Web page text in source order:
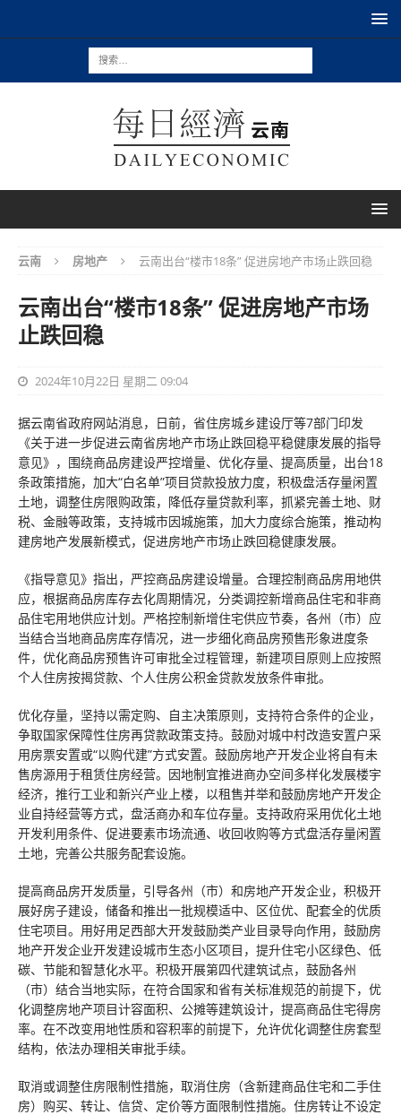
云南 房地产 云南出台“楼市18条” 促进房地产市场止跌回稳
云南出台“楼市18条” 促进房地产市场
止跌回稳
2024年10月22日 星期二 09:04
据云南省政府网站消息，日前，省住房城乡建设厅等7部门印发
《关于进一步促进云南省房地产市场止跌回稳平稳健康发展的指导
意见》，围绕商品房建设严控增量、优化存量、提高质量，出台18
条政策措施，加大“白名单”项目贷款投放力度，积极盘活存量闲置
土地，调整住房限购政策，降低存量贷款利率，抓紧完善土地、财
税、金融等政策，支持城市因城施策，加大力度综合施策，推动构
建房地产发展新模式，促进房地产市场止跌回稳健康发展。
《指导意见》指出，严控商品房建设增量。合理控制商品房用地供
应，根据商品房库存去化周期情况，分类调控新增商品住宅和非商
品住宅用地供应计划。严格控制新增住宅供应节奏，各州（市）应
当结合当地商品房库存情况，进一步细化商品房预售形象进度条
件，优化商品房预售许可审批全过程管理，新建项目原则上应按照
个人住房按揭贷款、个人住房公积金贷款发放条件审批。
优化存量，坚持以需定购、自主决策原则，支持符合条件的企业，
争取国家保障性住房再贷款政策支持。鼓励对城中村改造安置户采
用房票安置或“以购代建”方式安置。鼓励房地产开发企业将自有未
售房源用于租赁住房经营。因地制宜推进商办空间多样化发展楼宇
经济，推行工业和新兴产业上楼，以租售并举和鼓励房地产开发企
业自持经营等方式，盘活商办和车位存量。支持政府采用优化土地
开发利用条件、促进要素市场流通、收回收购等方式盘活存量闲置
土地，完善公共服务配套设施。
提高商品房开发质量，引导各州（市）和房地产开发企业，积极开
展好房子建设，储备和推出一批规模适中、区位优、配套全的优质
住宅项目。用好用足西部大开发鼓励类产业目录导向作用，鼓励房
地产开发企业开发建设城市生态小区项目，提升住宅小区绿色、低
碳、节能和智慧化水平。积极开展第四代建筑试点，鼓励各州
（市）结合当地实际，在符合国家和省有关标准规范的前提下，优
化调整房地产项目计容面积、公摊等建筑设计，提高商品住宅得房
率。在不改变用地性质和容积率的前提下，允许优化调整住房套型
结构，依法办理相关审批手续。
取消或调整住房限制性措施，取消住房（含新建商品住宅和二手住
房）购买、转让、信贷、定价等方面限制性措施。住房转让不设定